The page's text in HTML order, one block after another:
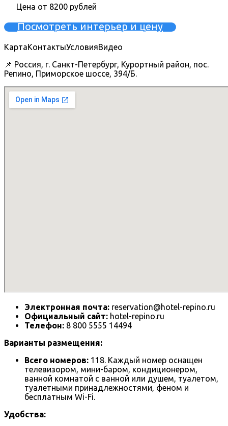
Цена от 8200 рублей
Посмотреть интерьер и цену
КартаКонтактыУсловияВидео
📌 Россия, г. Санкт-Петербург, Курортный район, пос.
Репино, Приморское шоссе, 394/Б.
Электронная почта: reservation@hotel-repino.ru
Официальный сайт: hotel-repino.ru
Телефон: 8 800 5555 14494
Варианты размещения:
Всего номеров: 118. Каждый номер оснащен
телевизором, мини-баром, кондиционером,
ванной комнатой с ванной или душем, туалетом,
туалетными принадлежностями, феном и
бесплатным Wi-Fi.
Удобства: